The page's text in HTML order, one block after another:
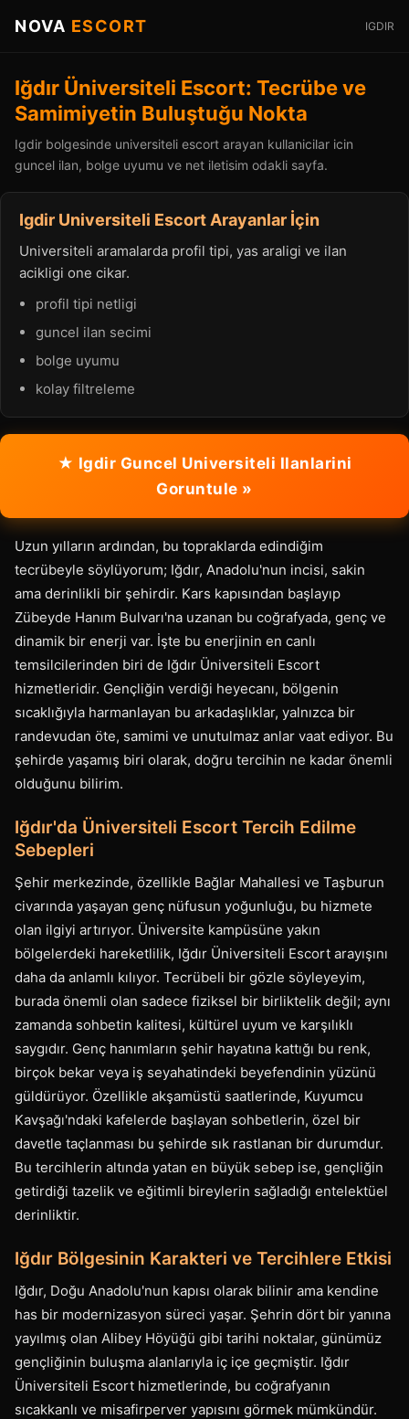
NOVA ESCORT IGDIR
Iğdır Üniversiteli Escort: Tecrübe ve
Samimiyetin Buluştuğu Nokta
Igdir bolgesinde universiteli escort arayan kullanicilar icin
guncel ilan, bolge uyumu ve net iletisim odakli sayfa.
Igdir Universiteli Escort Arayanlar İçin
Universiteli aramalarda profil tipi, yas araligi ve ilan
acikligi one cikar.
profil tipi netligi
guncel ilan secimi
bolge uyumu
kolay filtreleme
★ Igdir Guncel Universiteli Ilanlarini
Goruntule »
Uzun yılların ardından, bu topraklarda edindiğim
tecrübeyle söylüyorum; Iğdır, Anadolu'nun incisi, sakin
ama derinlikli bir şehirdir. Kars kapısından başlayıp
Zübeyde Hanım Bulvarı'na uzanan bu coğrafyada, genç ve
dinamik bir enerji var. İşte bu enerjinin en canlı
temsilcilerinden biri de Iğdır Üniversiteli Escort
hizmetleridir. Gençliğin verdiği heyecanı, bölgenin
sıcaklığıyla harmanlayan bu arkadaşlıklar, yalnızca bir
randevudan öte, samimi ve unutulmaz anlar vaat ediyor. Bu
şehirde yaşamış biri olarak, doğru tercihin ne kadar önemli
olduğunu bilirim.
Iğdır'da Üniversiteli Escort Tercih Edilme
Sebepleri
Şehir merkezinde, özellikle Bağlar Mahallesi ve Taşburun
civarında yaşayan genç nüfusun yoğunluğu, bu hizmete
olan ilgiyi artırıyor. Üniversite kampüsüne yakın
bölgelerdeki hareketlilik, Iğdır Üniversiteli Escort arayışını
daha da anlamlı kılıyor. Tecrübeli bir gözle söyleyeyim,
burada önemli olan sadece fiziksel bir birliktelik değil; aynı
zamanda sohbetin kalitesi, kültürel uyum ve karşılıklı
saygıdır. Genç hanımların şehir hayatına kattığı bu renk,
birçok bekar veya iş seyahatindeki beyefendinin yüzünü
güldürüyor. Özellikle akşamüstü saatlerinde, Kuyumcu
Kavşağı'ndaki kafelerde başlayan sohbetlerin, özel bir
davetle taçlanması bu şehirde sık rastlanan bir durumdur.
Bu tercihlerin altında yatan en büyük sebep ise, gençliğin
getirdiği tazelik ve eğitimli bireylerin sağladığı entelektüel
derinliktir.
Iğdır Bölgesinin Karakteri ve Tercihlere Etkisi
Iğdır, Doğu Anadolu'nun kapısı olarak bilinir ama kendine
has bir modernizasyon süreci yaşar. Şehrin dört bir yanına
yayılmış olan Alibey Höyüğü gibi tarihi noktalar, günümüz
gençliğinin buluşma alanlarıyla iç içe geçmiştir. Iğdır
Üniversiteli Escort hizmetlerinde, bu coğrafyanın
sıcakkanlı ve misafirperver yapısını görmek mümkündür.